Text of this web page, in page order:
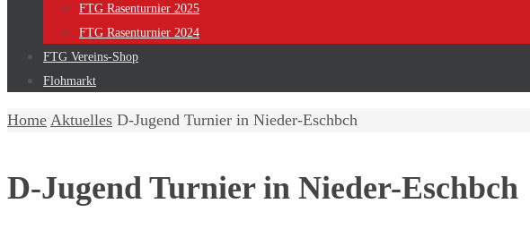
FTG Rasenturnier 2025
FTG Rasenturnier 2024
FTG Vereins-Shop
Flohmarkt
Home Aktuelles D-Jugend Turnier in Nieder-Eschbch
D-Jugend Turnier in Nieder-Eschbch